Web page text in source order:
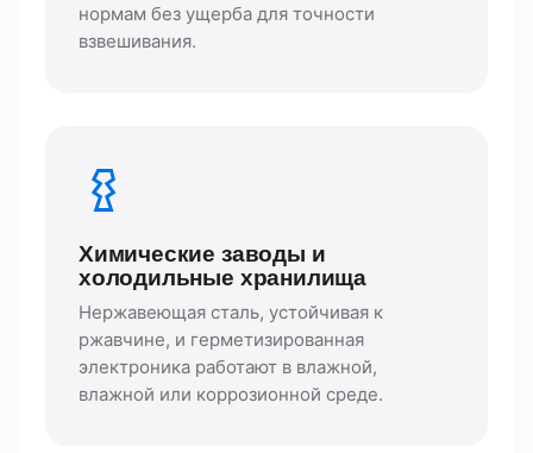
нормам без ущерба для точности
взвешивания.
Химические заводы и
холодильные хранилища
Нержавеющая сталь, устойчивая к
ржавчине, и герметизированная
электроника работают в влажной,
влажной или коррозионной среде.